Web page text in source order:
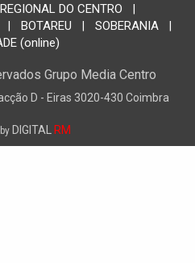
REGIONAL DO CENTRO
BOTAREU SOBERANIA
(online)
Grupo Media Centro
D - Eiras 3020-430 Coimbra
DIGITAL RM